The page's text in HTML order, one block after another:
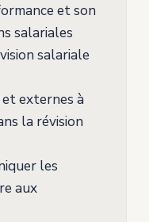
et son
salariales
salariale
externes à
la révision
les
aux